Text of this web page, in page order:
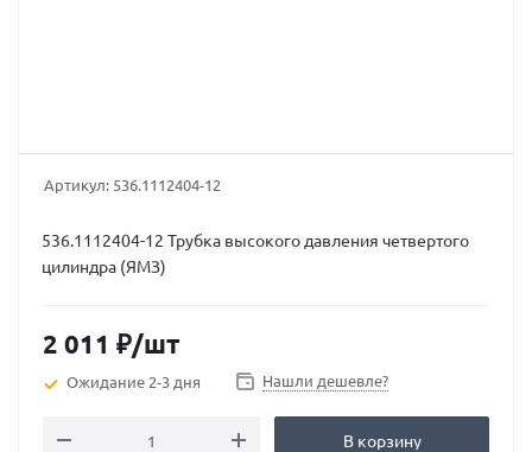
Артикул: 536.1112404-12
536.1112404-12 Трубка высокого давления четвертого
цилиндра (ЯМЗ)
2 011 ₽/шт
Ожидание 2-3 дня Нашли дешевле?
В корзину